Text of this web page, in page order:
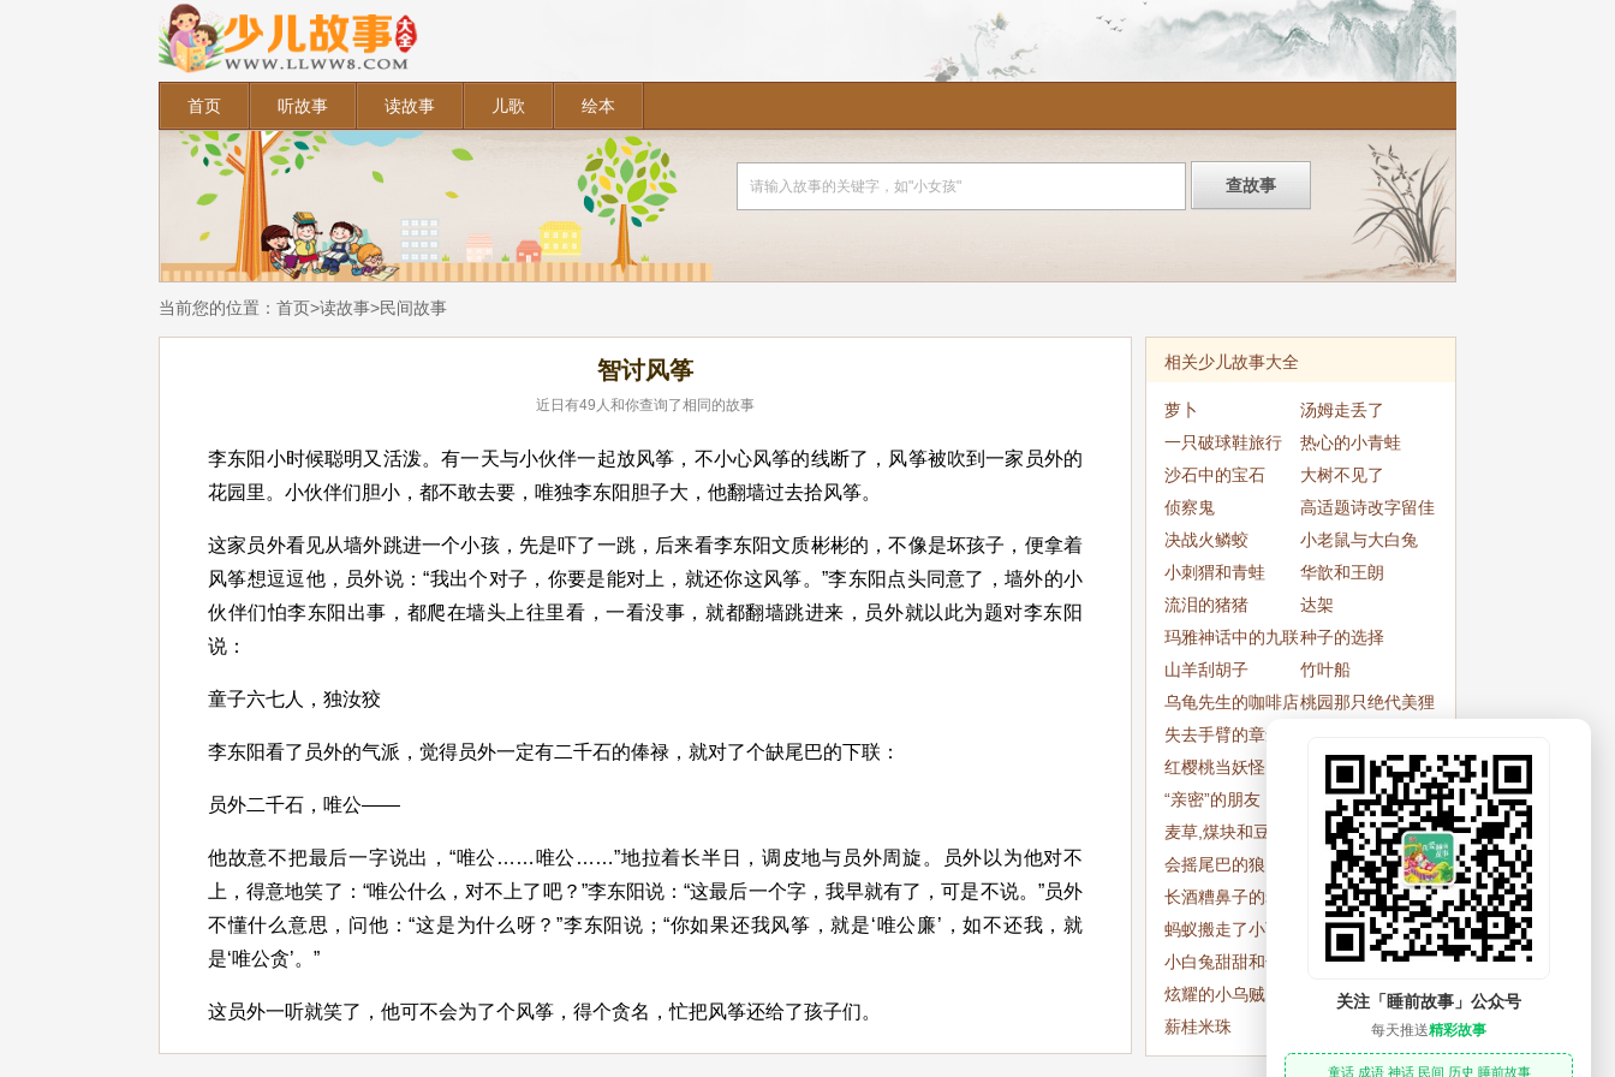
首页 听故事 读故事 儿歌 绘本
当前您的位置： 首页>读故事>民间故事
智讨风筝
近日有49 人和你查询了相同的故事
李东阳小时候聪明又活泼。有一天与小伙伴一起放风筝，不小心风筝的线断了，风筝被吹到一家员外的
花园里。小伙伴们胆小，都不敢去要，唯独李东阳胆子大，他翻墙过去拾风筝。
这家员外看见从墙外跳进一个小孩，先是吓了一跳，后来看李东阳文质彬彬的，不像是坏孩子，便拿着
风筝想逗逗他，员外说：“我出个对子，你要是能对上，就还你这风筝。”李东阳点头同意了，墙外的小
伙伴们怕李东阳出事，都爬在墙头上往里看，一看没事，就都翻墙跳进来，员外就以此为题对李东阳
说：
童子六七人，独汝狡
李东阳看了员外的气派，觉得员外一定有二千石的俸禄，就对了个缺尾巴的下联：
员外二千石，唯公——
他故意不把最后一字说出，“唯公……唯公……”地拉着长半日，调皮地与员外周旋。员外以为他对不
上，得意地笑了：“唯公什么，对不上了吧？”李东阳说：“这最后一个字，我早就有了，可是不说。”员外
不懂什么意思，问他：“这是为什么呀？”李东阳说；“你如果还我风筝，就是‘唯公廉’，如不还我，就
是‘唯公贪’。”
这员外一听就笑了，他可不会为了个风筝，得个贪名，忙把风筝还给了孩子们。
相关少儿故事大全
萝卜
汤姆走丢了
一只破球鞋旅行
热心的小青蛙
沙石中的宝石
大树不见了
侦察鬼
高适题诗改字留佳
句
决战火鳞蛟
小老鼠与大白兔
小刺猬和青蛙
华歆和王朗
流泪的猪猪
达架
玛雅神话中的九联
神
种子的选择
山羊刮胡子
竹叶船
乌龟先生的咖啡店桃园那只绝代美狸
失去手臂的章鱼船
长
红樱桃当妖怪
豹子身上的斑点是
怎么来的
“亲密”的朋友
寻宝的人
麦草,煤块和豆子
拿走胡萝卜
会摇尾巴的狼
画中人
长酒糟鼻子的老虎
怕黑的熊宝宝
蚂蚁搬走了小西
森林运动会
小白兔甜甜和长颈
鹿先生
小熊睡午觉
炫耀的小乌贼
黄鹤楼与仙人
薪桂米珠
关注「睡前故事」公众号
每天推送精彩故事
童话 成语 神话 民间 历史 睡前故事